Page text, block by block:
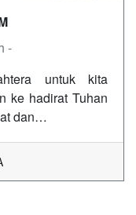
-
untuk kita
ke hadirat Tuhan
dan…